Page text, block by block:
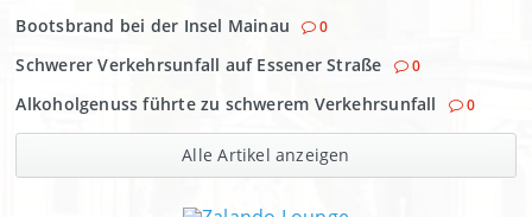
Bootsbrand bei der Insel Mainau 0
Schwerer Verkehrsunfall auf Essener Straße 0
Alkoholgenuss führte zu schwerem Verkehrsunfall 0
Alle Artikel anzeigen